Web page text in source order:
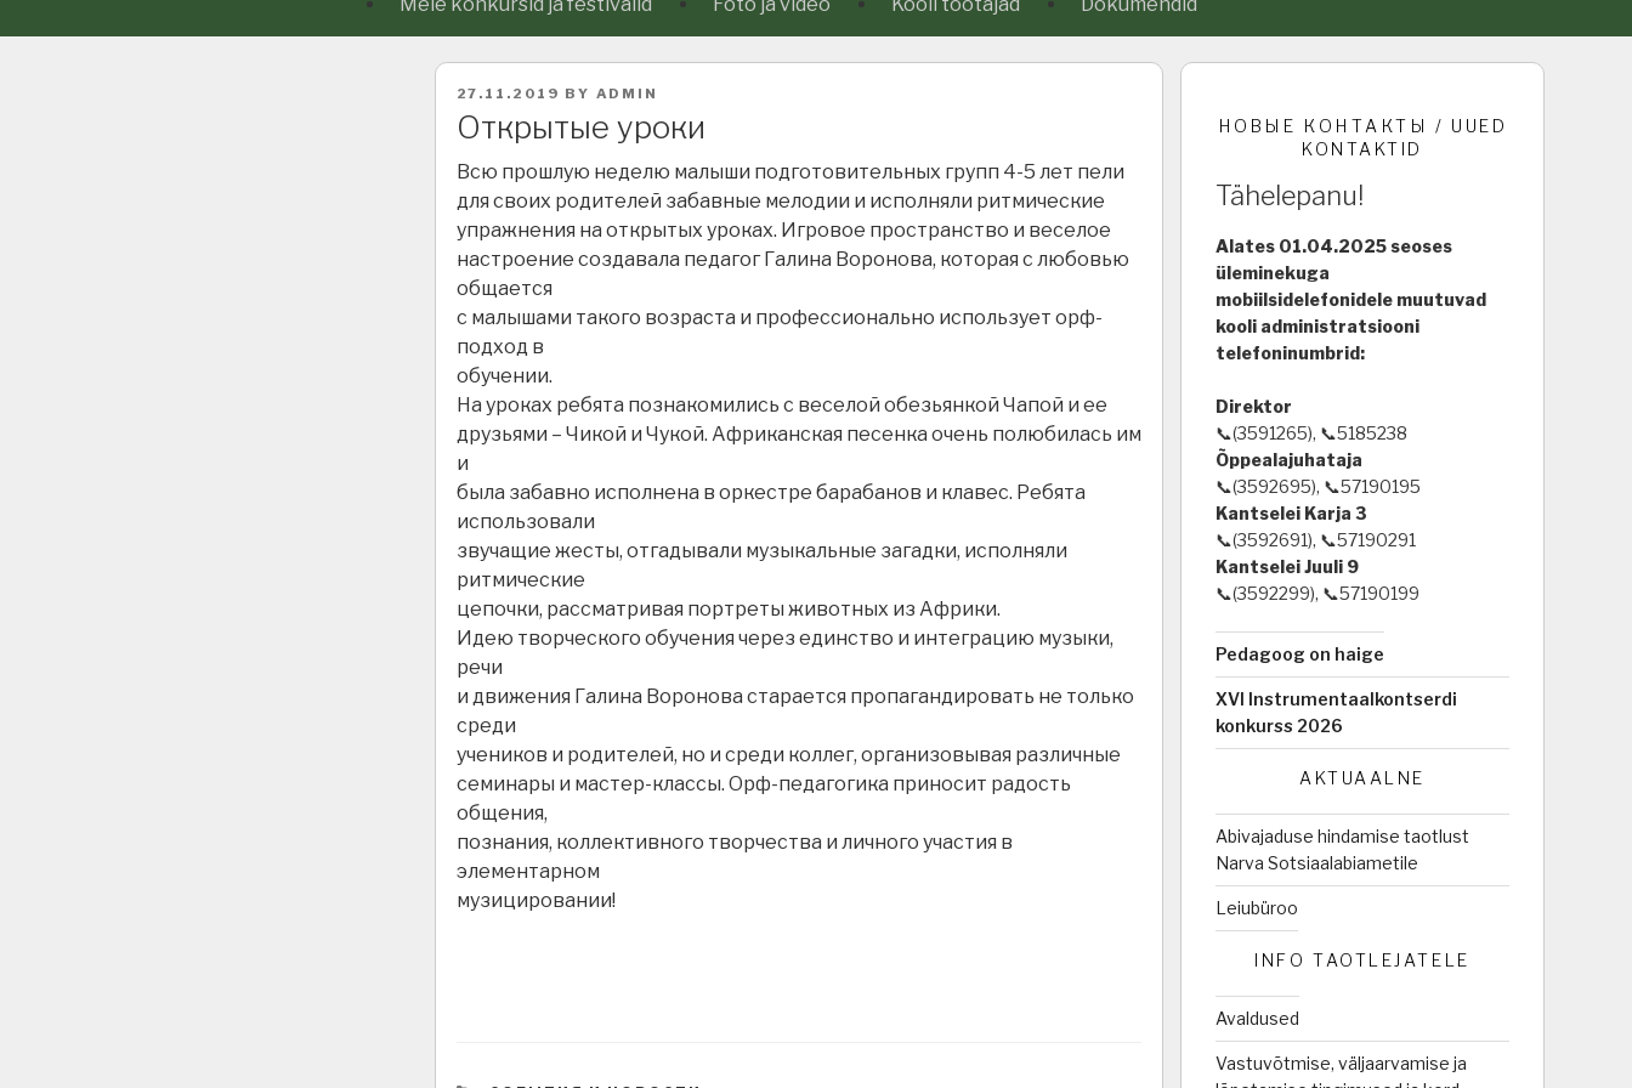
POSTED
27.11.2019 BY ADMIN
Открытые уроки
Всю прошлую неделю малыши подготовительных групп 4-5 лет пели
для своих родителей забавные мелодии и исполняли ритмические
упражнения на открытых уроках. Игровое пространство и веселое
настроение создавала педагог Галина Воронова, которая с любовью
общается
с малышами такого возраста и профессионально использует орф-
подход в
обучении.
На уроках ребята познакомились с веселой обезьянкой Чапой и ее
друзьями – Чикой и Чукой. Африканская песенка очень полюбилась им
и
была забавно исполнена в оркестре барабанов и клавес. Ребята
использовали
звучащие жесты, отгадывали музыкальные загадки, исполняли
ритмические
цепочки, рассматривая портреты животных из Африки.
Идею творческого обучения через единство и интеграцию музыки,
речи
и движения Галина Воронова старается пропагандировать не только
среди
учеников и родителей, но и среди коллег, организовывая различные
семинары и мастер-классы. Орф-педагогика приносит радость
общения,
познания, коллективного творчества и личного участия в
элементарном
музицировании!
НОВЫЕ КОНТАКТЫ / UUED
KONTAKTID
Tähelepanu!
Alates 01.04.2025 seoses
üleminekuga
mobiilsidelefonidele muutuvad
kooli administratsiooni
telefoninumbrid:
Direktor
📞(3591265), 📞5185238
Õppealajuhataja
📞(3592695), 📞57190195
Kantselei Karja 3
📞(3592691), 📞57190291
Kantselei Juuli 9
📞(3592299), 📞57190199
Pedagoog on haige
XVI Instrumentaalkontserdi
konkurss 2026
AKTUAALNE
Abivajaduse hindamise taotlust
Narva Sotsiaalabiametile
Leiubüroo
INFO TAOTLEJATELE
Avaldused
Vastuvõtmise, väljaarvamise ja